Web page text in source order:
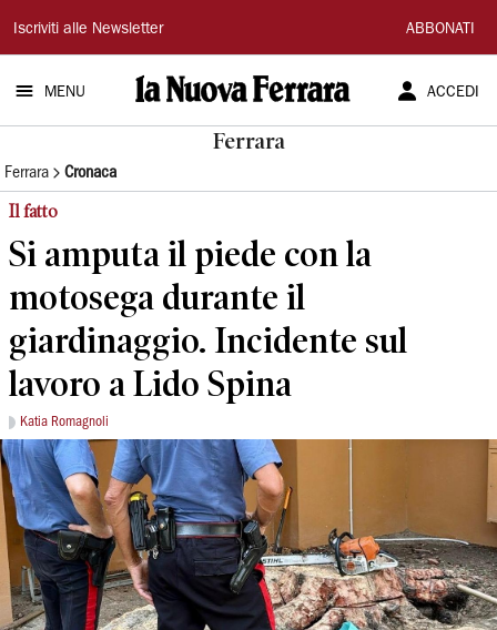
La
Nuova
Ferrara
Iscriviti alle Newsletter ABBONATI
MENU ACCEDI
Ferrara
Ferrara Cronaca
Il fatto
Si amputa il piede con la
motosega durante il
giardinaggio. Incidente sul
lavoro a Lido Spina
Katia Romagnoli